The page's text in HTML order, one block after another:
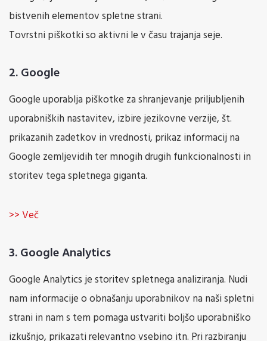
bistvenih elementov spletne strani.
Tovrstni piškotki so aktivni le v času trajanja seje.
2. Google
Google uporablja piškotke za shranjevanje priljubljenih
uporabniških nastavitev, izbire jezikovne verzije, št.
prikazanih zadetkov in vrednosti, prikaz informacij na
Google zemljevidih ter mnogih drugih funkcionalnosti in
storitev tega spletnega giganta.
>> Več
3. Google Analytics
Google Analytics je storitev spletnega analiziranja. Nudi
nam informacije o obnašanju uporabnikov na naši spletni
strani in nam s tem pomaga ustvariti boljšo uporabniško
izkušnjo, prikazati relevantno vsebino itn. Pri razbiranju